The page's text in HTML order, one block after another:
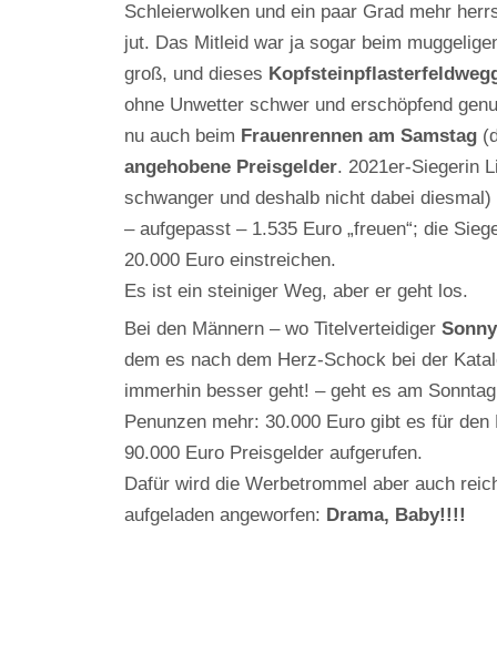
Schleierwolken und ein paar Grad mehr
jut. Das Mitleid war ja sogar beim
groß, und dieses
ohne Unwetter schwer und erschöpfend
nu auch beim Frauenrennen am Samstag
angehobene Preisgelder. 2021er-Siegerin
schwanger und deshalb nicht dabei
– aufgepasst – 1.535 Euro „freuen“; die
20.000 Euro einstreichen.
Es ist ein steiniger Weg, aber er geht los.
Bei den Männern – wo Titelverteidiger
dem es nach dem Herz-Schock bei der
immerhin besser geht! – geht es am
Penunzen mehr: 30.000 Euro gibt es für
90.000 Euro Preisgelder aufgerufen.
Dafür wird die Werbetrommel aber auch
aufgeladen angeworfen: Drama, Baby!!!!